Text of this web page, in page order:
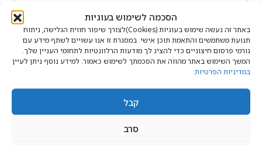
הסכמה לשימוש בעוגיות
באתר זה נעשה שימוש בעוגיות (Cookies)לצורך שיפור חווית הגלישה, ניתוח
תנועת משתמשים והתאמת תוכן אישי. במסגרת זו אנו עשויים לשתף מידע עם
גורמי פרסום חיצוניים כדי להציג לך מודעות הרלוונטיות לתחומי העניין שלך.
המשך השימוש באתר מהווה את הסכמתך לשימוש כאמור. למידע נוסף ניתן לעיין
במדיניות הפרטיות.
קבל
סרב
כמות ריקליינרים
כמות ריקליינרים
מנגנון ריקליינר